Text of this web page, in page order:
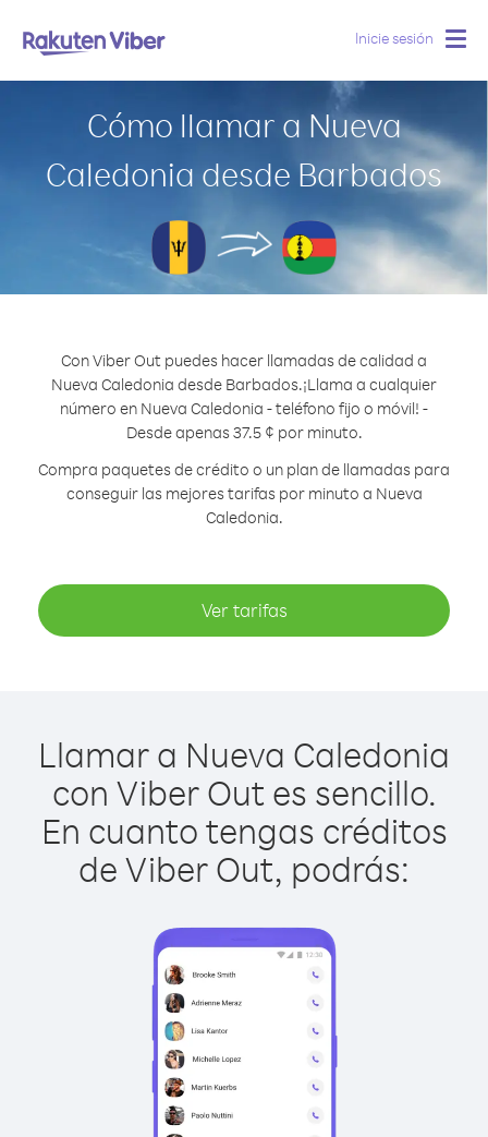
Inicie sesión
Cómo llamar a Nueva
Caledonia desde Barbados
Con Viber Out puedes hacer llamadas de calidad a
Nueva Caledonia desde Barbados.¡Llama a cualquier
número en Nueva Caledonia - teléfono fijo o móvil! -
Desde apenas 37.5 ¢ por minuto.
Compra paquetes de crédito o un plan de llamadas para
conseguir las mejores tarifas por minuto a Nueva
Caledonia.
Ver tarifas
Llamar a Nueva Caledonia
con Viber Out es sencillo.
En cuanto tengas créditos
de Viber Out, podrás: